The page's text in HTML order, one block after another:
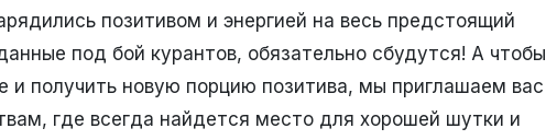
позитивом и энергией на весь предстоящий
под бой курантов, обязательно сбудутся! А чтобы
и получить новую порцию позитива, мы приглашаем вас
где всегда найдется место для хорошей шутки и